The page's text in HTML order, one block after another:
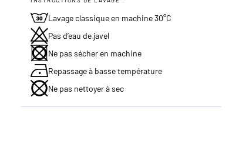
Lavage classique en machine 30°C
Pas d’eau de javel
Ne pas sécher en machine
Repassage à basse température
Ne pas nettoyer à sec